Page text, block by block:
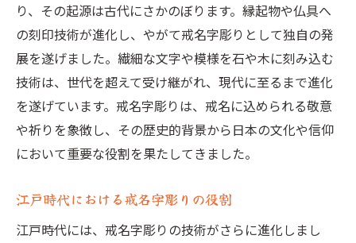
職人が語る戒名字彫りの難しさと楽しさ
戒名字彫りにおける職人の責任感と誇り
戒名字彫りの作業現場に密着しその技術を探る
戒名字彫りの作業工程の詳細
戒名字彫りの現場での職人の一日
戒名字彫りの作業場の環境とその重要性
戒名字彫りの現場での安全対策
戒名字彫りの作業環境の変遷
り、その起源は古代にさかのぼります。縁起物や仏具へ
の刻印技術が進化し、やがて戒名字彫りとして独自の発
展を遂げました。繊細な文字や模様を石や木に刻み込む
技術は、世代を超えて受け継がれ、現代に至るまで進化
を遂げています。戒名字彫りは、戒名に込められる敬意
や祈りを象徴し、その歴史的背景から日本の文化や信仰
において重要な役割を果たしてきました。
江戸時代における戒名字彫りの役割
江戸時代には、戒名字彫りの技術がさらに進化しまし